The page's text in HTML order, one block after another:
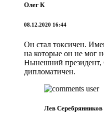
Олег К
08.12.2020 16:44
Он стал токсичен.
на которые он не мог
Нынешний президент,
дипломатичен.
Лев Серебрянников